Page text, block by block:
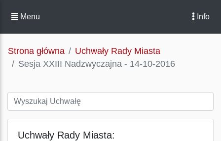
Menu Info
Strona główna
Uchwały Rady Miasta
Sesja XXIII Nadzwyczajna - 14-10-2016
Uchwały Rady Miasta: